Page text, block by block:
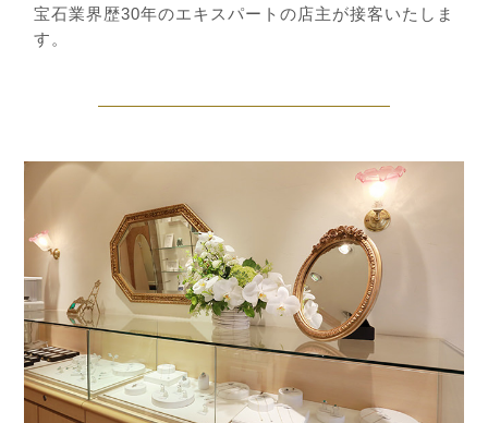
宝石業界歴30年のエキスパートの店主が接客いたしま
す。